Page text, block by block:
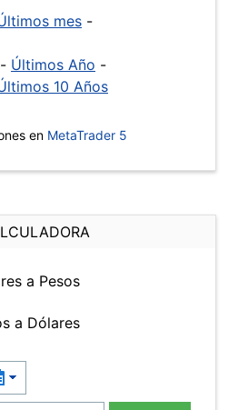
mes -
- Últimos Año -
10 Años
en MetaTrader 5
a Pesos
a Dólares